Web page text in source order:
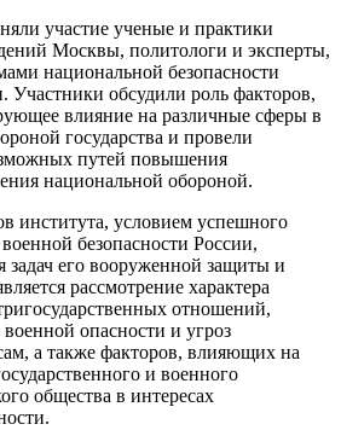
участие ученые и практики
Москвы, политологи и эксперты,
национальной безопасности
Участники обсудили роль факторов,
влияние на различные сферы в
государства и провели
путей повышения
национальной обороной.
института, условием успешного
безопасности России,
задач его вооруженной защиты и
рассмотрение характера
отношений,
опасности и угроз
а также факторов, влияющих на
и военного
общества в интересах